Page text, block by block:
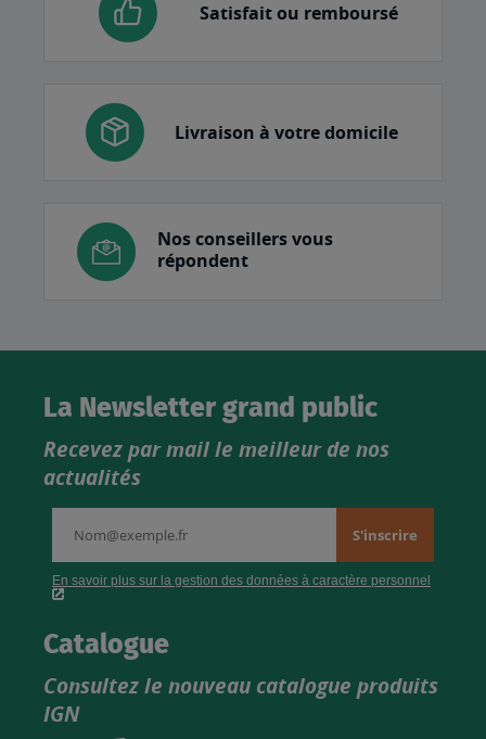
Satisfait ou remboursé
Livraison à votre domicile
Nos conseillers vous
répondent
La Newsletter grand public
Recevez par mail le meilleur de nos
actualités
Catalogue
Consultez le nouveau catalogue produits
IGN